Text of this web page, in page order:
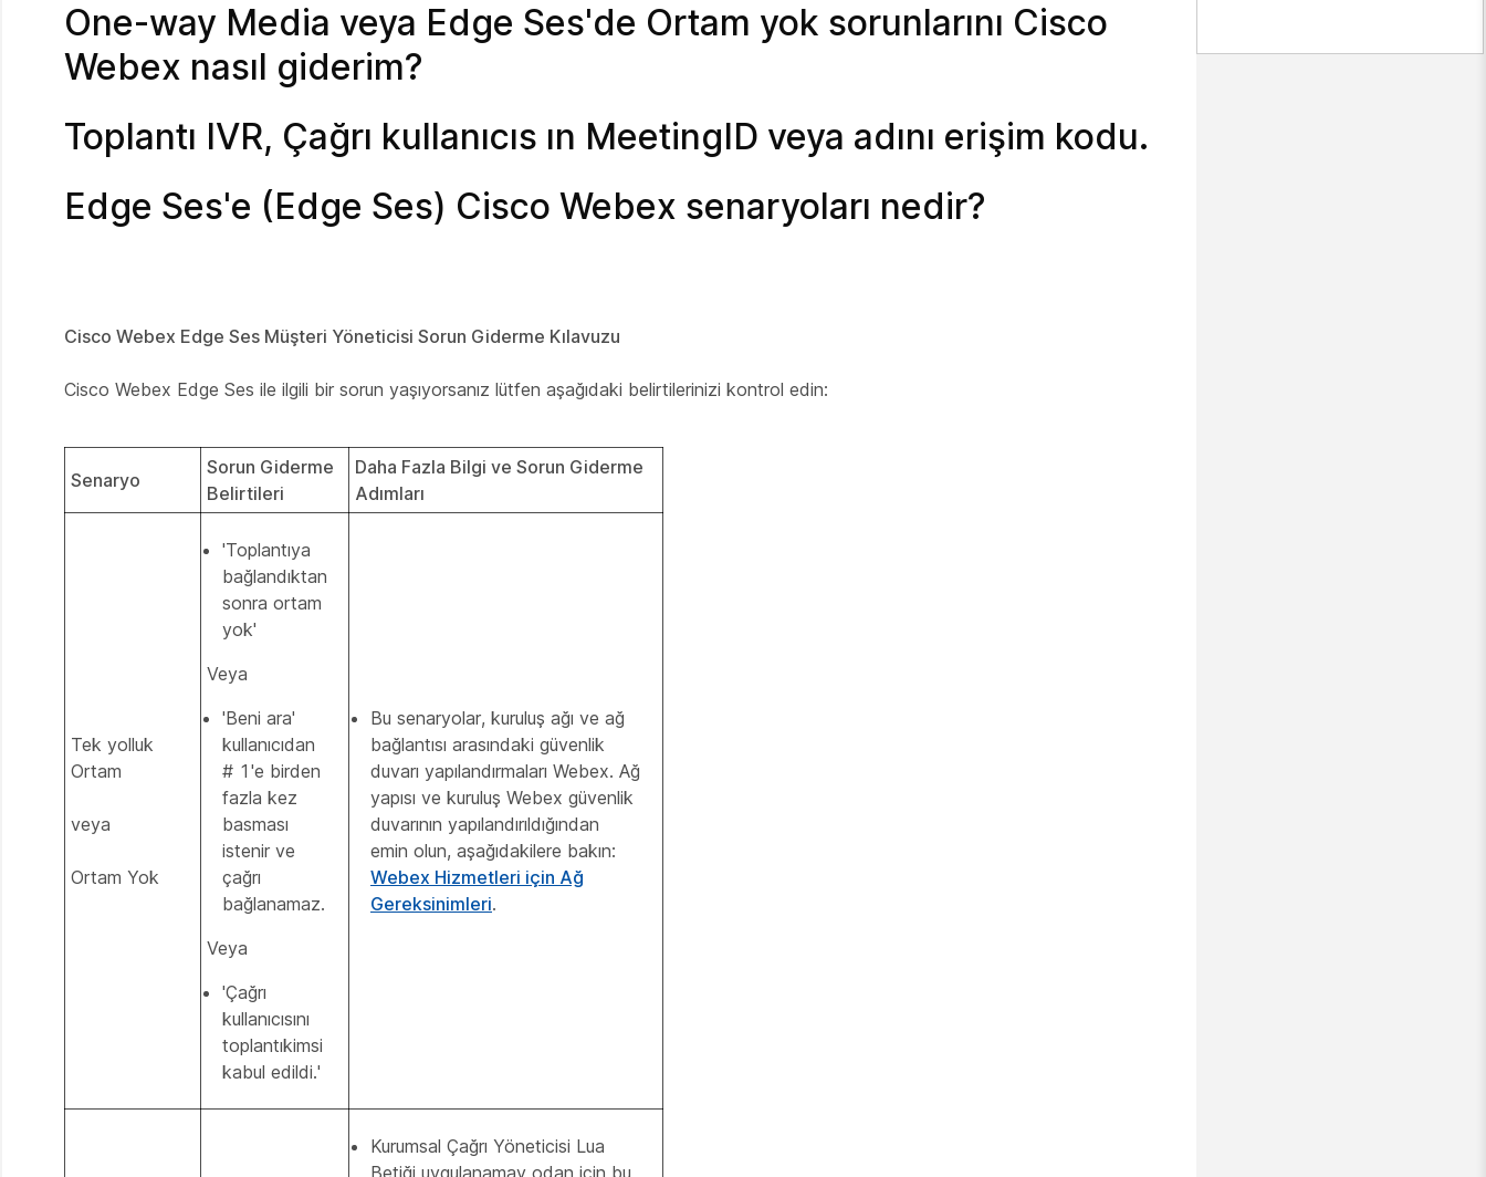
One-way Media veya Edge Ses'de Ortam yok sorunlarını Cisco
Webex nasıl giderim?
Toplantı IVR, Çağrı kullanıcıs ın MeetingID veya adını erişim kodu.
Edge Ses'e (Edge Ses) Cisco Webex senaryoları nedir?
Cisco Webex Edge Ses Müşteri Yöneticisi Sorun Giderme Kılavuzu
Cisco Webex Edge Ses ile ilgili bir sorun yaşıyorsanız lütfen aşağıdaki belirtilerinizi kontrol edin:
Senaryo
Sorun Giderme
Belirtileri
Daha Fazla Bilgi ve Sorun Giderme
Adımları
Tek yolluk
Ortam
veya
Ortam Yok
'Toplantıya
bağlandıktan
sonra ortam
yok'
Veya
'Beni ara'
kullanıcıdan
# 1'e birden
fazla kez
basması
istenir ve
çağrı
bağlanamaz.
Veya
'Çağrı
kullanıcısını
toplantıkimsi
kabul edildi.'
Bu senaryolar, kuruluş ağı ve ağ
bağlantısı arasındaki güvenlik
duvarı yapılandırmaları Webex. Ağ
yapısı ve kuruluş Webex güvenlik
duvarının yapılandırıldığından
emin olun, aşağıdakilere bakın:
Webex Hizmetleri için Ağ
Gereksinimleri.
Kurumsal Çağrı Yöneticisi Lua